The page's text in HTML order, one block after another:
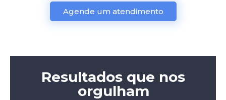
Agende um atendimento
Resultados que nos
orgulham